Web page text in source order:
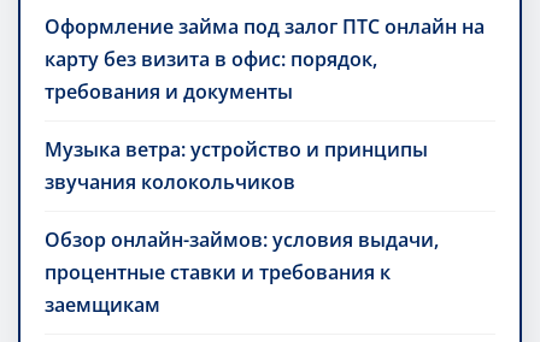
Оформление займа под залог ПТС онлайн на
карту без визита в офис: порядок,
требования и документы
Музыка ветра: устройство и принципы
звучания колокольчиков
Обзор онлайн-займов: условия выдачи,
процентные ставки и требования к
заемщикам